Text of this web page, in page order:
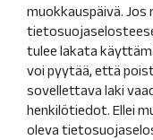
muokkauspäivä.
tulee lakata
voi pyytää, että
sovellettava laki
henkilötiedot. Ellei
oleva